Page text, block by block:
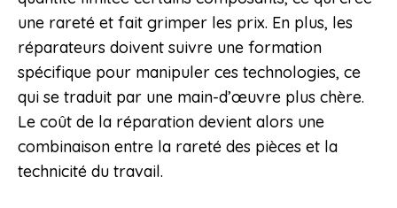
une rareté et fait grimper les prix. En plus, les
réparateurs doivent suivre une formation
spécifique pour manipuler ces technologies, ce
qui se traduit par une main-d’œuvre plus chère.
Le coût de la réparation devient alors une
combinaison entre la rareté des pièces et la
technicité du travail.